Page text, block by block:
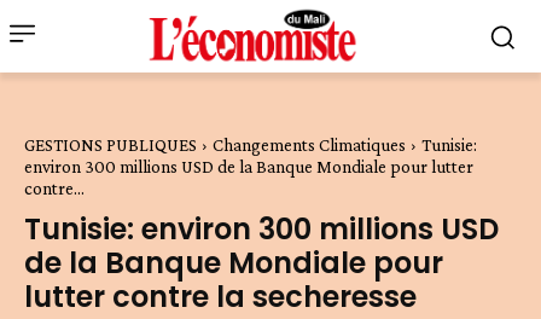
GESTIONS PUBLIQUES Changements Climatiques
Tunisie:
environ 300 millions USD de la Banque Mondiale pour lutter
contre...
Tunisie: environ 300 millions USD
de la Banque Mondiale pour
lutter contre la secheresse